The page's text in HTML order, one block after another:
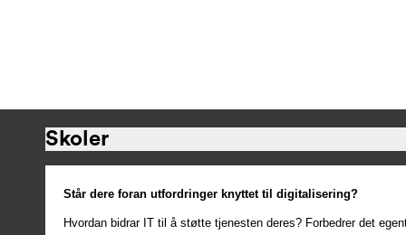
Skoler
Står dere foran utfordringer knyttet til digitalisering?
Hvordan bidrar IT til å støtte tjenesten deres? Forbedrer det